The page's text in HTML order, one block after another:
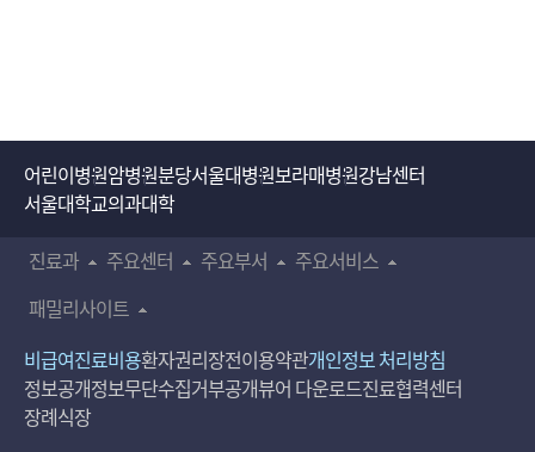
어린이병원암병원분당서울대병원보라매병원강남센터
서울대학교의과대학
진료과
주요센터 주요부서
주요서비스
패밀리사이트
비급여진료비용환자권리장전이용약관개인정보 처리방침
정보공개정보무단수집거부공개뷰어 다운로드진료협력센터
장례식장